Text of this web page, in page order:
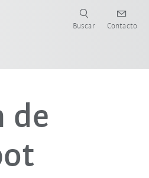
Buscar Contacto
de